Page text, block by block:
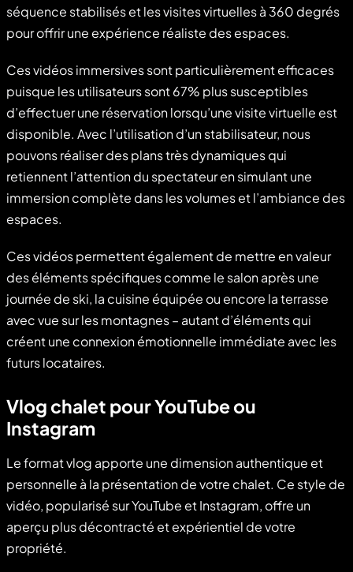
séquence stabilisés et les visites virtuelles à 360 degrés
pour offrir une expérience réaliste des espaces.
Ces vidéos immersives sont particulièrement efficaces
puisque les utilisateurs sont 67% plus susceptibles
d’effectuer une réservation lorsqu’une visite virtuelle est
disponible. Avec l’utilisation d’un stabilisateur, nous
pouvons réaliser des plans très dynamiques qui
retiennent l’attention du spectateur en simulant une
immersion complète dans les volumes et l’ambiance des
espaces.
Ces vidéos permettent également de mettre en valeur
des éléments spécifiques comme le salon après une
journée de ski, la cuisine équipée ou encore la terrasse
avec vue sur les montagnes – autant d’éléments qui
créent une connexion émotionnelle immédiate avec les
futurs locataires.
Vlog chalet pour YouTube ou
Instagram
Le format vlog apporte une dimension authentique et
personnelle à la présentation de votre chalet. Ce style de
vidéo, popularisé sur YouTube et Instagram, offre un
aperçu plus décontracté et expérientiel de votre
propriété.